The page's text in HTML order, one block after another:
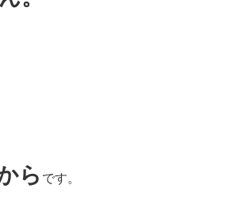
ら です。